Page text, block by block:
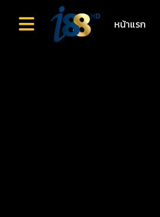
หน้าแรก